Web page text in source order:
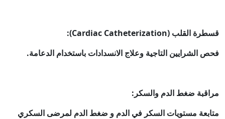
قسطرة القلب (Cardiac Catheterization):
فحص الشرايين التاجية وعلاج الانسدادات باستخدام الدعامة.
مراقبة ضغط الدم والسكر:
متابعة مستويات السكر في الدم و ضغط الدم لمرضى السكري